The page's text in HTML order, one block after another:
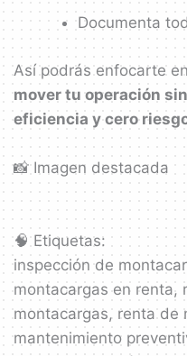
Documenta
Así podrás enfocarte
mover tu operación
eficiencia y cero
📸 Imagen destacada
🧠 Etiquetas:
inspección de
montacargas en renta,
montacargas, renta de
mantenimiento